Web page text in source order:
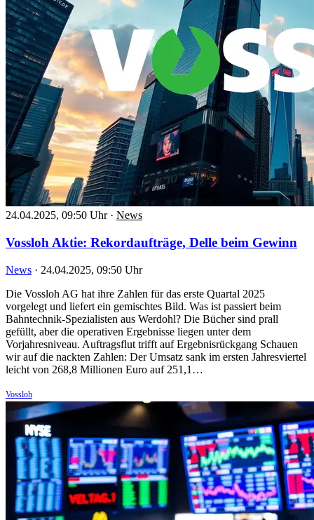
24.04.2025, 09:50 Uhr · News
Vossloh Aktie: Rekordaufträge, Delle beim Gewinn
News · 24.04.2025, 09:50 Uhr
Die Vossloh AG hat ihre Zahlen für das erste Quartal 2025
vorgelegt und liefert ein gemischtes Bild. Was ist passiert beim
Bahntechnik-Spezialisten aus Werdohl? Die Bücher sind prall
gefüllt, aber die operativen Ergebnisse liegen unter dem
Vorjahresniveau. Auftragsflut trifft auf Ergebnisrückgang Schauen
wir auf die nackten Zahlen: Der Umsatz sank im ersten Jahresviertel
leicht von 268,8 Millionen Euro auf 251,1…
Vossloh